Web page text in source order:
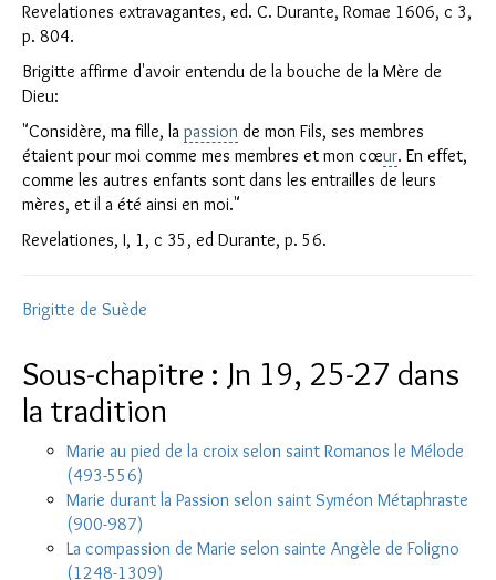
Revelationes extravagantes, ed. C. Durante, Romae 1606, c 3,
p. 804.
Brigitte affirme d'avoir entendu de la bouche de la Mère de
Dieu:
"Considère, ma fille, la passion de mon Fils, ses membres
étaient pour moi comme mes membres et mon cœur. En effet,
comme les autres enfants sont dans les entrailles de leurs
mères, et il a été ainsi en moi."
Revelationes, I, 1, c 35, ed Durante, p. 56.
Brigitte de Suède
Sous-chapitre : Jn 19, 25-27 dans
la tradition
Marie au pied de la croix selon saint Romanos le Mélode
(493-556)
Marie durant la Passion selon saint Syméon Métaphraste
(900-987)
La compassion de Marie selon sainte Angèle de Foligno
(1248-1309)